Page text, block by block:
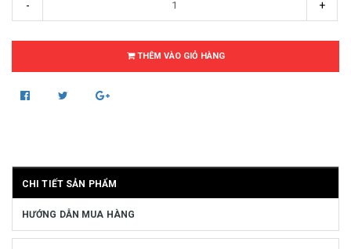
- +
THÊM VÀO GIỎ HÀNG
CHI TIẾT SẢN PHẨM
HƯỚNG DẪN MUA HÀNG